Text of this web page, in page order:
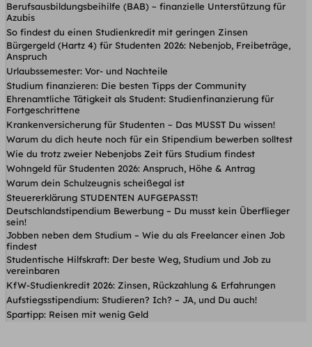
Berufsausbildungsbeihilfe (BAB) ~ finanzielle Unterstützung für
Azubis
So findest du einen Studienkredit mit geringen Zinsen
Bürgergeld (Hartz 4) für Studenten 2026: Nebenjob, Freibeträge,
Anspruch
Urlaubssemester: Vor- und Nachteile
Studium finanzieren: Die besten Tipps der Community
Ehrenamtliche Tätigkeit als Student: Studienfinanzierung für
Fortgeschrittene
Krankenversicherung für Studenten ~ Das MUSST Du wissen!
Warum du dich heute noch für ein Stipendium bewerben solltest
Wie du trotz zweier Nebenjobs Zeit fürs Studium findest
Wohngeld für Studenten 2026: Anspruch, Höhe & Antrag
Warum dein Schulzeugnis scheißegal ist
Steuererklärung STUDENTEN AUFGEPASST!
Deutschlandstipendium Bewerbung – Du musst kein Überflieger
sein!
Jobben neben dem Studium – Wie du als Freelancer einen Job
findest
Studentische Hilfskraft: Der beste Weg, Studium und Job zu
vereinbaren
KfW-Studienkredit 2026: Zinsen, Rückzahlung & Erfahrungen
Aufstiegsstipendium: Studieren? Ich? – JA, und Du auch!
Spartipp: Reisen mit wenig Geld